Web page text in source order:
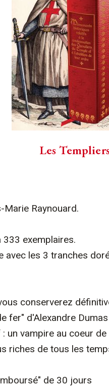
Les
Raynouard.
exemplaires.
avec les 3 tranches
conserverez
fer" d'Alexandre Dumas
un vampire au coeur de
riches de tous les
de 30 jours